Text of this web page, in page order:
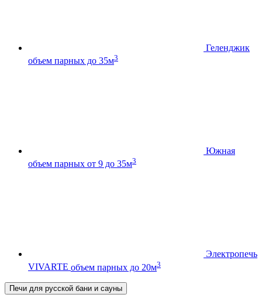
Геленджик
объем парных до 35м3
Южная
объем парных от 9 до 35м3
Электропечь
VIVARTE объем парных до 20м3
Печи для русской бани и сауны